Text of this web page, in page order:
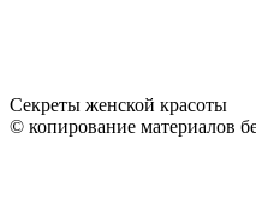
Секреты женской красоты
© копирование материалов